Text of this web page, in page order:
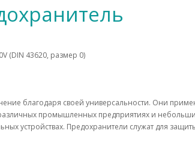
(DIN 43620, размер 0)
благодаря своей универсальности. Они
промышленных предприятиях и
устройствах. Предохранители служат для